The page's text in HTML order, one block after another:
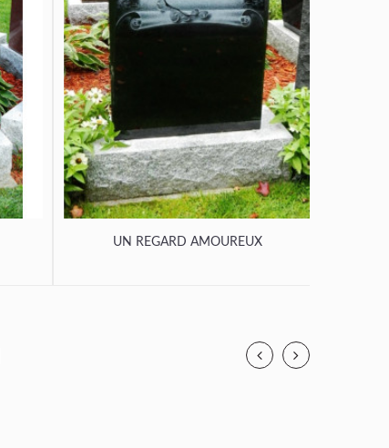
UN REGARD AMOUREUX